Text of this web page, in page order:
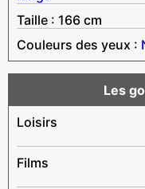
Taille : 166 cm
Couleurs des yeux :
Les
Loisirs
Films